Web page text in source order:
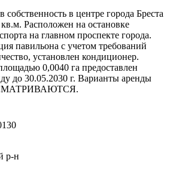
в центре города Бреста
Расположен на остановке
на главном проспекте города.
павильона с учетом требований
установлен кондиционер.
0,0040 га предоставлен
до 30.05.2030 г. Варианты аренды
р-н